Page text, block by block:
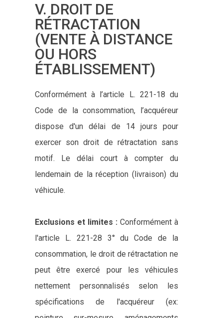
V. DROIT DE
RÉTRACTATION
(VENTE À DISTANCE
OU HORS
ÉTABLISSEMENT)
Conformément à l’article L. 221-18 du
Code de la consommation, l’acquéreur
dispose d'un délai de 14 jours pour
exercer son droit de rétractation sans
motif. Le délai court à compter du
lendemain de la réception (livraison) du
véhicule.
Exclusions et limites : Conformément à
l'article L. 221-28 3° du Code de la
consommation, le droit de rétractation ne
peut être exercé pour les véhicules
nettement personnalisés selon les
spécifications de l'acquéreur (ex: